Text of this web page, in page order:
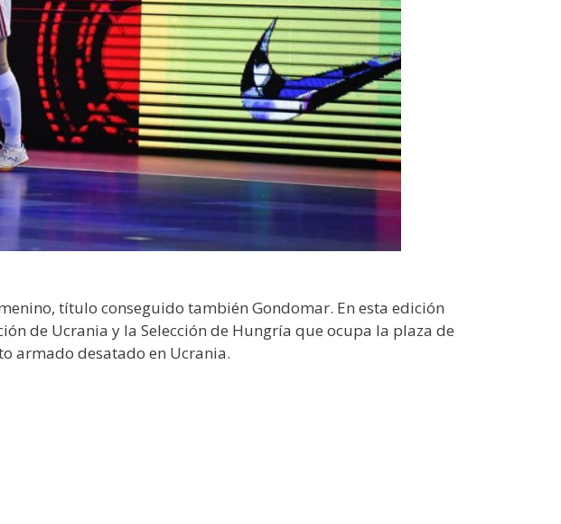
título conseguido también Gondomar. En esta edición
de Ucrania y la Selección de Hungría que ocupa la plaza de
armado desatado en Ucrania.